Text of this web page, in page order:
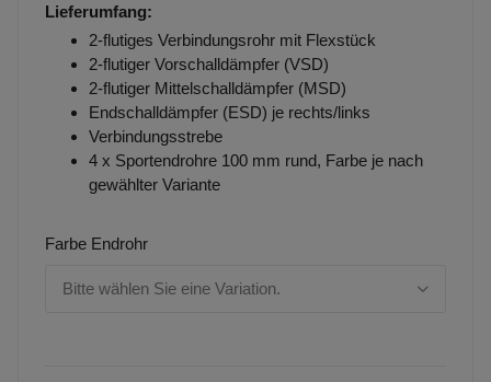
Lieferumfang:
2-flutiges Verbindungsrohr mit Flexstück
2-flutiger Vorschalldämpfer (VSD)
2-flutiger Mittelschalldämpfer (MSD)
Endschalldämpfer (ESD) je rechts/links
Verbindungsstrebe
4 x Sportendrohre 100 mm rund, Farbe je nach
gewählter Variante
Farbe Endrohr
Bitte wählen Sie eine Variation.